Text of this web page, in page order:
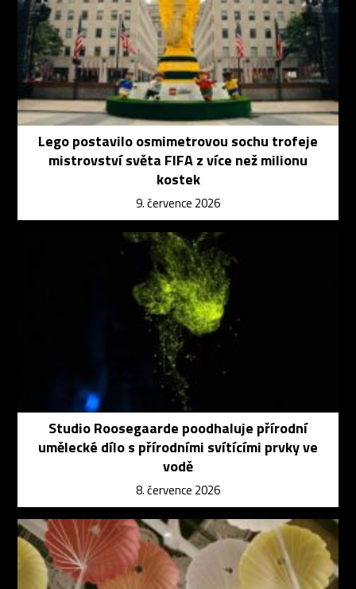
Lego postavilo osmimetrovou sochu trofeje
mistrovství světa FIFA z více než milionu
kostek
9. července 2026
Studio Roosegaarde poodhaluje přírodní
umělecké dílo s přírodními svítícími prvky ve
vodě
8. července 2026